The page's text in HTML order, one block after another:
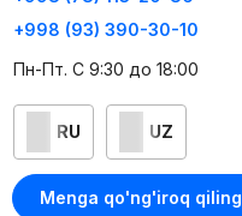
Menga qo'ng'iroq qiling
+998 (93) 390-30-10
Пн-Пт. С 9:30 до 18:00
RU UZ
Kontaktlar